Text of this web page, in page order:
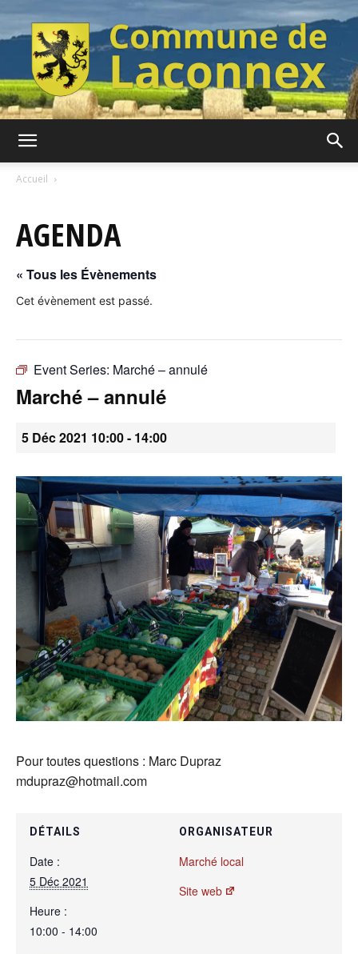
Laconnex
Canton
Accueil
AGENDA
« Tous les Évènements
Cet évènement est passé.
Event Series: Marché – annulé
Marché – annulé
5 Déc 2021 10:00- 14:00
Pour toutes questions : Marc Dupraz
mdupraz@hotmail.com
DÉTAILS
Date :
5 Déc 2021
Heure :
10:00 - 14:00
ORGANISATEUR
Marché local
Site web